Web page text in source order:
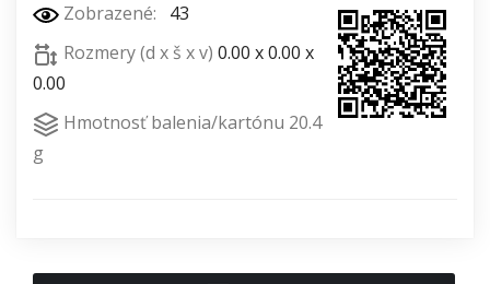
Zobrazené:
43
Rozmery (d x š x v) 0.00 x 0.00 x
0.00
Hmotnosť balenia/kartónu 20.4
g